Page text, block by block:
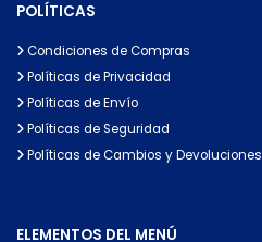
POLÍTICAS
Condiciones de Compras
Políticas de Privacidad
Políticas de Envío
Políticas de Seguridad
Políticas de Cambios y Devoluciones
ELEMENTOS DEL MENÚ